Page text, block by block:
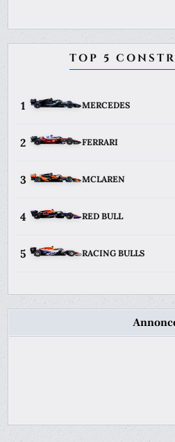
TOP 5
1 MERCEDES
2 FERRARI
3 MCLAREN
4 RED BULL
5 RACING BULLS